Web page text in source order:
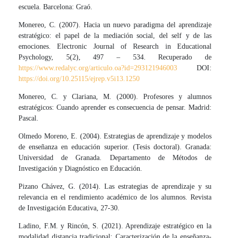
escuela. Barcelona: Graó.
Monereo, C. (2007). Hacia un nuevo paradigma del aprendizaje
estratégico: el papel de la mediación social, del self y de las
emociones. Electronic Journal of Research in Educational
Psychology, 5(2), 497 – 534. Recuperado de
https://www.redalyc.org/articulo.oa?id=293121946003 DOI:
https://doi.org/10.25115/ejrep.v5i13.1250
Monereo, C. y Clariana, M. (2000). Profesores y alumnos
estratégicos: Cuando aprender es consecuencia de pensar. Madrid:
Pascal.
Olmedo Moreno, E. (2004). Estrategias de aprendizaje y modelos
de enseñanza en educación superior. (Tesis doctoral). Granada:
Universidad de Granada. Departamento de Métodos de
Investigación y Diagnóstico en Educación.
Pizano Chávez, G. (2014). Las estrategias de aprendizaje y su
relevancia en el rendimiento académico de los alumnos. Revista
de Investigación Educativa, 27-30.
Ladino, F.M. y Rincón, S. (2021). Aprendizaje estratégico en la